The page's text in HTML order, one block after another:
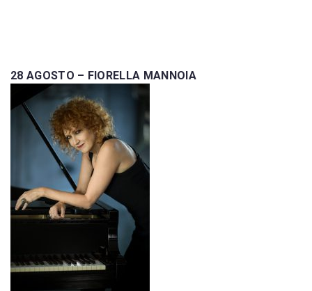
28 AGOSTO – FIORELLA MANNOIA